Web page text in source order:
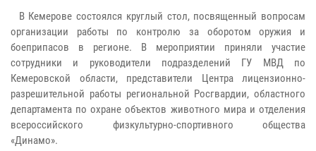
В Кемерове состоялся круглый стол, посвященный вопросам
организации работы по контролю за оборотом оружия и
боеприпасов в регионе. В мероприятии приняли участие
сотрудники и руководители подразделений ГУ МВД по
Кемеровской области, представители Центра лицензионно-
разрешительной работы региональной Росгвардии, областного
департамента по охране объектов животного мира и отделения
всероссийского физкультурно-спортивного общества
«Динамо».